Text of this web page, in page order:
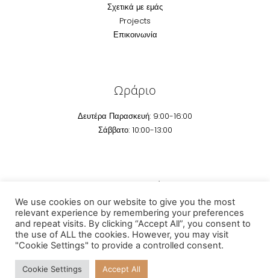
Σχετικά με εμάς
Projects
Επικοινωνία
Ωράριο
Δευτέρα Παρασκευή: 9:00-16:00
Σάββατο: 10:00-13:00
Επικοινωνία
Email:info@technomarm.gr
Τηέφωνο: +30 2295041 507
We use cookies on our website to give you the most
relevant experience by remembering your preferences
and repeat visits. By clicking “Accept All”, you consent to
the use of ALL the cookies. However, you may visit
"Cookie Settings" to provide a controlled consent.
Cookie Settings Accept All